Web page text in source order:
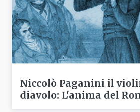
Niccolò Paganini il
diavolo: L'anima del